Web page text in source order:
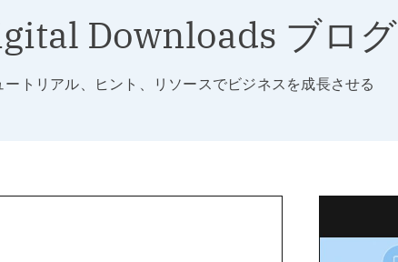
Downloads ブログ
トリアル、ヒント、リソースでビジネスを成長させる